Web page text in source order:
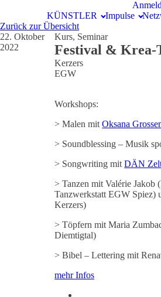
KÜNSTLER
Impulse
Zurück zur Übersicht
22. Oktober
2022
Kurs, Seminar
Festival & Krea-
Kerzers
EGW
Workshops:
> Malen mitOksana
> Soundblessing – Musik
> Songwriting mitDÄN
> Tanzen mit Valérie Jakob
Tanzwerkstatt EGW Spiez)
Kerzers)
> Töpfern mit Maria
Diemtigtal)
> Bibel – Lettering mit
mehr Infos